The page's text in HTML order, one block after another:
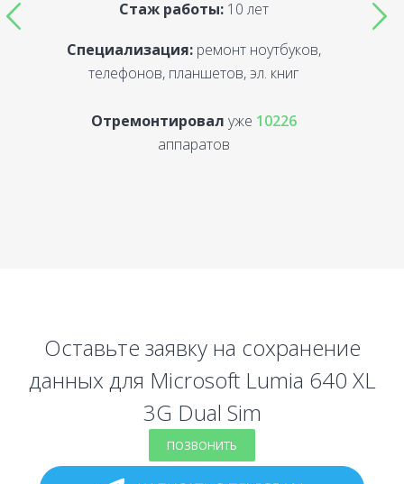
Стаж работы:10 лет
Специализация:ремонт ноутбуков,
телефонов, планшетов, эл. книг
Отремонтировал уже 10226
аппаратов
Оставьте заявку на сохранение
данных для Microsoft Lumia 640 XL
3G Dual Sim
ПОЗВОНИТЬ